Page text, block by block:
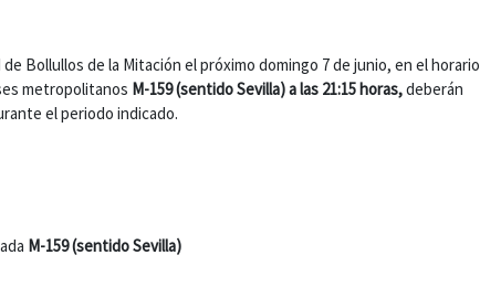
Bollullos de la Mitación el próximo domingo 7 de junio, en el horario
metropolitanos M-159 (sentido Sevilla) a las 21:15 horas,deberán
el periodo indicado.
M-159 (sentido Sevilla)